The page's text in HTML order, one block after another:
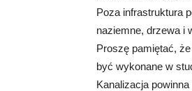
Poza infrastruktura
naziemne, drzewa i
Proszę pamiętać,
być wykonane w
Kanalizacja